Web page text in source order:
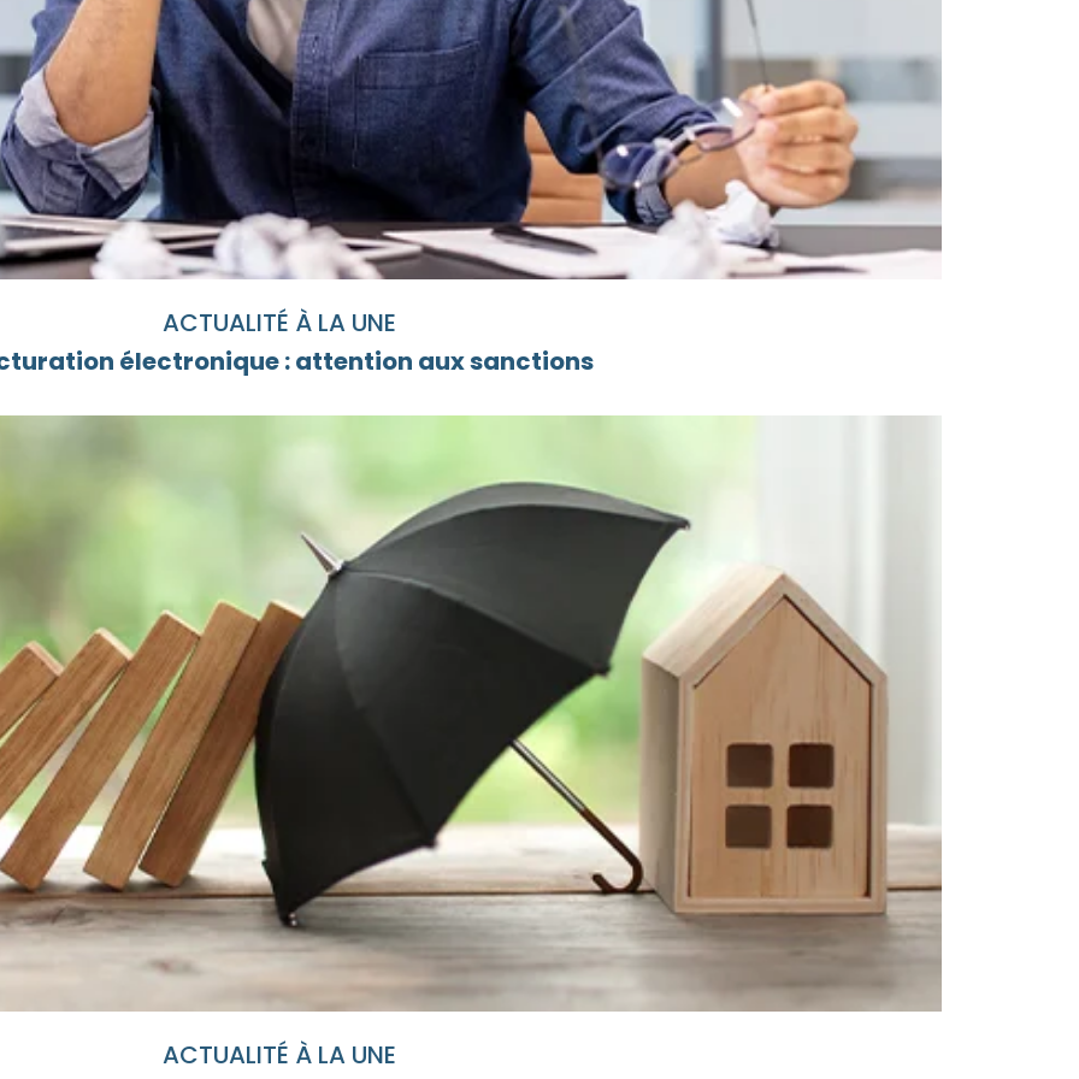
ACTUALITÉ À LA UNE
électronique : attention aux sanctions
ACTUALITÉ À LA UNE